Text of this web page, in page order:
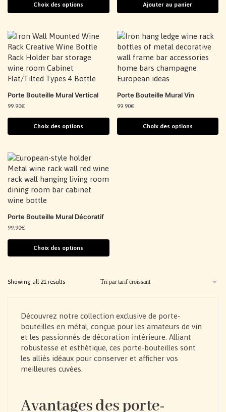
Choix des options Ajouter au panier
Porte Bouteille Mural Vertical
99.90€
Choix des options
Porte Bouteille Mural Vin
99.90€
Choix des options
Porte Bouteille Mural Décoratif
99.90€
Choix des options
Showing all 21 results
Découvrez notre collection exclusive de porte-
bouteilles en métal, conçue pour les amateurs de vin
et les passionnés de décoration intérieure. Alliant
robustesse et esthétique, ces porte-bouteilles sont
les alliés idéaux pour conserver et afficher vos
meilleures cuvées.
Avantages des porte-